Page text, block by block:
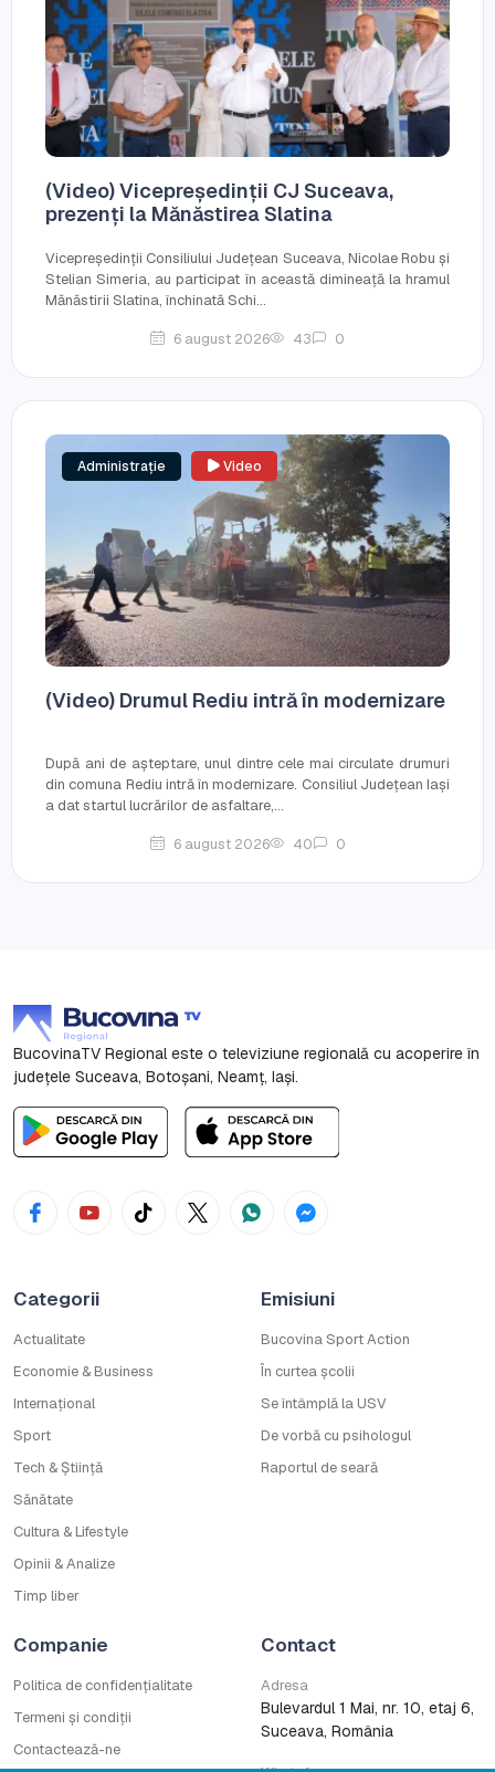
(Video) Vicepreședinții CJ Suceava,
prezenți la Mănăstirea Slatina
Vicepreședinții Consiliului Județean Suceava, Nicolae Robu și
Stelian Simeria, au participat în această dimineață la hramul
Mănăstirii Slatina, închinată Schi...
6 august 2026 43 0
Administrație Video
(Video) Drumul Rediu intră în modernizare
După ani de așteptare, unul dintre cele mai circulate drumuri
din comuna Rediu intră în modernizare. Consiliul Județean Iași
a dat startul lucrărilor de asfaltare,...
6 august 2026 40 0
BucovinaTV Regional este o televiziune regională cu acoperire în
județele Suceava, Botoşani, Neamț, Iași.
Categorii
Actualitate
Economie & Business
Internațional
Sport
Tech & Știință
Sănătate
Cultura & Lifestyle
Opinii & Analize
Timp liber
Emisiuni
Bucovina Sport Action
În curtea școlii
Se întâmplă la USV
De vorbă cu psihologul
Raportul de seară
Companie
Politica de confidențialitate
Termeni și condiții
Contactează-ne
Contact
Adresa
Bulevardul 1 Mai, nr. 10, etaj 6,
Suceava, România